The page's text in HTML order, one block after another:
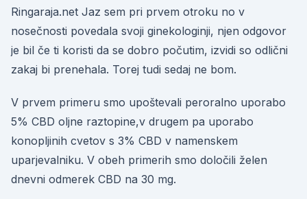
Ringaraja.net Jaz sem pri prvem otroku no v
nosečnosti povedala svoji ginekologinji, njen odgovor
je bil če ti koristi da se dobro počutim, izvidi so odlični
zakaj bi prenehala. Torej tudi sedaj ne bom.
V prvem primeru smo upoštevali peroralno uporabo
5% CBD oljne raztopine,v drugem pa uporabo
konopljinih cvetov s 3% CBD v namenskem
uparjevalniku. V obeh primerih smo določili želen
dnevni odmerek CBD na 30 mg.